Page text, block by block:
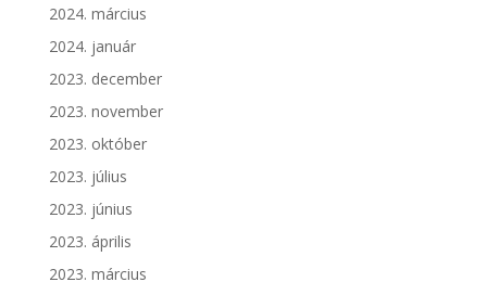
2024. március
2024. január
2023. december
2023. november
2023. október
2023. július
2023. június
2023. április
2023. március